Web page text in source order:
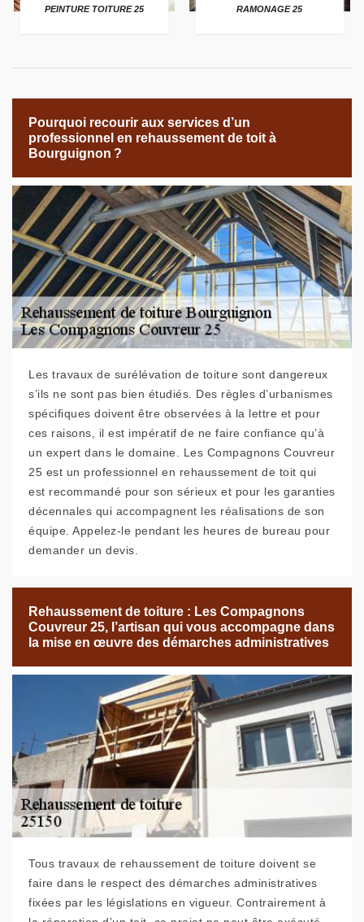
PEINTURE TOITURE 25 RAMONAGE 25
Pourquoi recourir aux services d’un
professionnel en rehaussement de toit à
Bourguignon ?
Les travaux de surélévation de toiture sont dangereux
s’ils ne sont pas bien étudiés. Des règles d’urbanismes
spécifiques doivent être observées à la lettre et pour
ces raisons, il est impératif de ne faire confiance qu’à
un expert dans le domaine. Les Compagnons Couvreur
25 est un professionnel en rehaussement de toit qui
est recommandé pour son sérieux et pour les garanties
décennales qui accompagnent les réalisations de son
équipe. Appelez-le pendant les heures de bureau pour
demander un devis.
Rehaussement de toiture : Les Compagnons
Couvreur 25, l’artisan qui vous accompagne dans
la mise en œuvre des démarches administratives
Tous travaux de rehaussement de toiture doivent se
faire dans le respect des démarches administratives
fixées par les législations en vigueur. Contrairement à